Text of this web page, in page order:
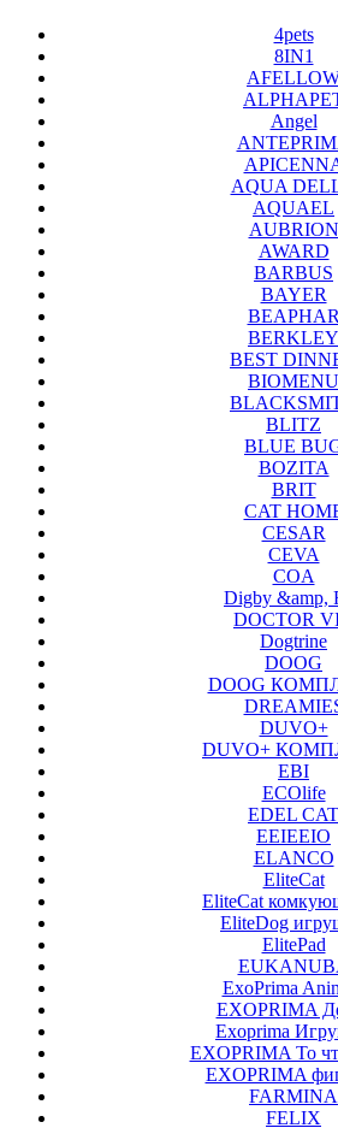
4pets
8IN1
Angel
AQUA
AQUAEL
AUBRION
AWARD
BARBUS
BAYER
BEAPHAR
BERKLEY
BEST
BIOMENU
BLITZ
BLUE
BOZITA
BRIT
CAT
CESAR
CEVA
COA
Digby &amp,
DOCTOR
Dogtrine
DOOG
DOOG
DUVO+
DUVO+
EBI
ECOlife
EDEL CAT
EEIEEIO
ELANCO
EliteCat
EliteCat
EliteDog
ElitePad
ExoPrima
EXOPRIMA
Exoprima
EXOPRIMA То
EXOPRIMA
FARMINA
FELIX